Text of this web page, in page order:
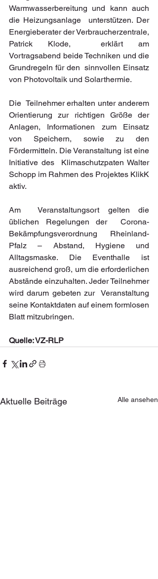
Warmwasserbereitung und kann auch
die Heizungsanlage  unterstützen. Der
Energieberater der Verbraucherzentrale,
Patrick Klode,  erklärt am
Vortragsabend beide Techniken und die
Grundregeln für den  sinnvollen Einsatz
von Photovoltaik und Solarthermie.
Die  Teilnehmer erhalten unter anderem
Orientierung zur richtigen Größe der
Anlagen, Informationen zum Einsatz
von Speichern, sowie zu den
Fördermitteln. Die Veranstaltung ist eine
Initiative des  Klimaschutzpaten Walter
Schopp im Rahmen des Projektes KlikK
aktiv.
Am  Veranstaltungsort gelten die
üblichen Regelungen der  Corona-
Bekämpfungsverordnung Rheinland-
Pfalz – Abstand, Hygiene und
Alltagsmaske. Die Eventhalle ist
ausreichend groß, um die erforderlichen
Abstände einzuhalten. Jeder Teilnehmer
wird darum gebeten zur  Veranstaltung
seine Kontaktdaten auf einem formlosen
Blatt mitzubringen.
Quelle: VZ-RLP
Aktuelle Beiträge Alle ansehen